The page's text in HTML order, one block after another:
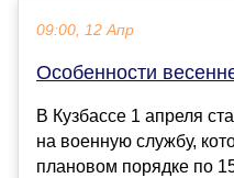
09:00, 12 Апр
Особенности
В Кузбассе 1 апреля
на военную службу,
плановом порядке по